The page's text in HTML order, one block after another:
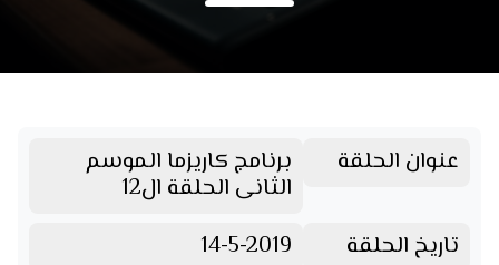
عنوان الحلقة برنامج كاريزما الموسم
الثانى الحلقة ال12
تاريخ الحلقة
14-5-2019